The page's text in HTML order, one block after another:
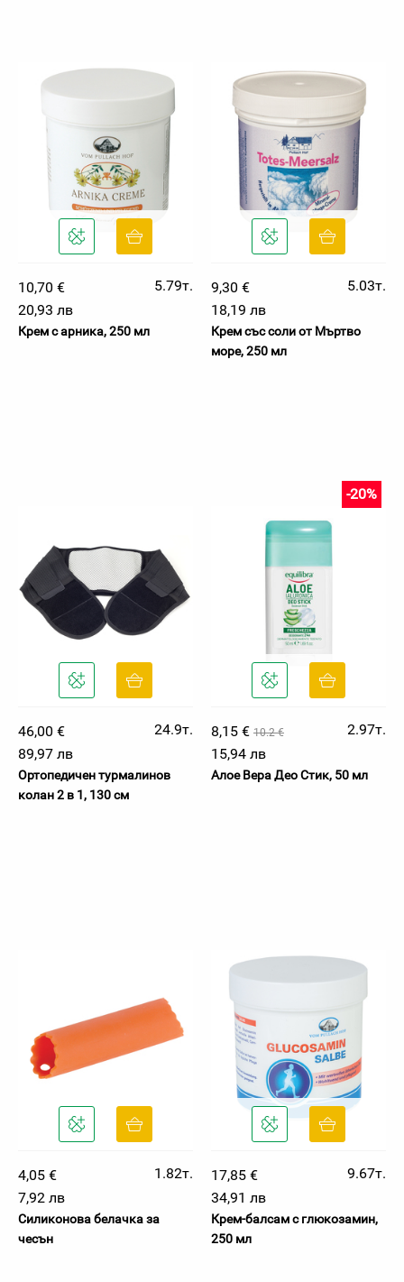
10,70 €
5.79т.
20,93 лв
Крем с арника, 250 мл
9,30 €
5.03т.
18,19 лв
Крем със соли от Мъртво
море, 250 мл
46,00 €
24.9т.
89,97 лв
Ортопедичен турмалинов
колан 2 в 1, 130 см
8,15 € 10.2 €
-20%
2.97т.
15,94 лв
Алое Вера Део Стик, 50 мл
4,05 €
1.82т.
7,92 лв
Силиконова белачка за
чесън
17,85 €
9.67т.
34,91 лв
Крем-балсам с глюкозамин,
250 мл